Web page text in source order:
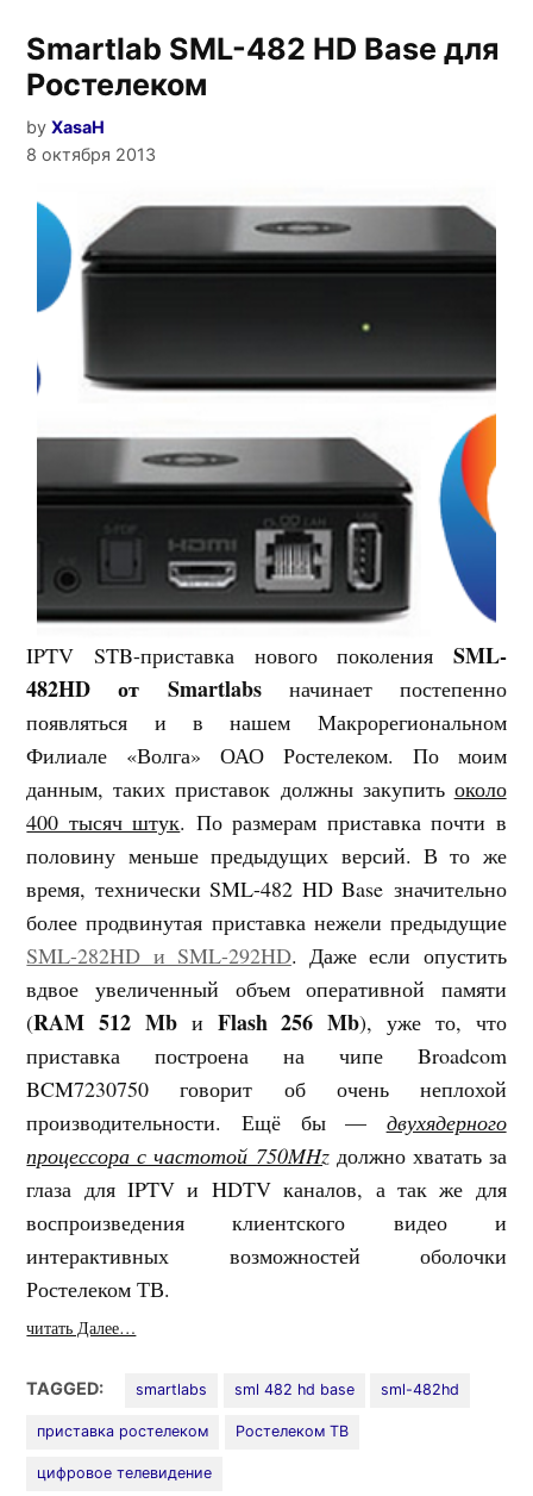
Smartlab SML-482 HD Base для
Ростелеком
by XasaH
8 октября 2013
IPTV STB-приставка нового поколения SML-
482HD от Smartlabsначинает постепенно
появляться и в нашем Макрорегиональном
Филиале «Волга» ОАО Ростелеком. По моим
данным, таких приставок должны закупить около
400 тысяч штук. По размерам приставка почти в
половину меньше предыдущих версий. В то же
время, технически SML-482 HD Base значительно
более продвинутая приставка нежели предыдущие
SML-282HD и SML-292HD. Даже если опустить
вдвое увеличенный объем оперативной памяти
(RAM 512 Mb и Flash 256 Mb), уже то, что
приставка построена на чипе Broadcom
BCM7230750 говорит об очень неплохой
производительности. Ещё бы — двухядерного
процессора с частотой 750MHzдолжно хватать за
глаза для IPTV и HDTV каналов, а так же для
воспроизведения клиентского видео и
интерактивных возможностей оболочки
Ростелеком ТВ.
читать Далее…
TAGGED: smartlabs sml 482 hd base sml-482hd
приставка ростелеком Ростелеком ТВ
цифровое телевидение